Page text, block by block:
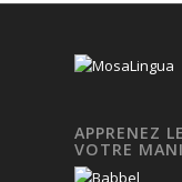
APPRENEZ
VOTRE